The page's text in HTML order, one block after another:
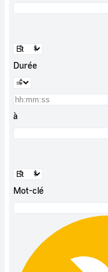
Durée
à
Mot-clé